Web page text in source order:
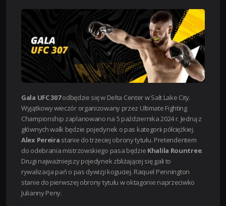
Gala UFC 307odbędzie się w Delta Center w Salt Lake City.
Wyjątkowy wieczór organizowany przez Ultimate Fighting
Championship zaplanowano na 5 października 2024 r. Jedną z
głównych walk będzie pojedynek o pas kategorii półciężkiej.
Alex Pereira stanie do trzeciej obrony tytułu. Pretendentem
do odebrania mistrzowskiego pasa będzie Khalila Rountree.
Drugi najważniejszy pojedynek zbliżającej się gali to
rywalizacja pań o pas dywizji koguciej. Raquel Pennington
stanie do pierwszej obrony tytułu w oktagonie naprzeciwko
Julianny Peny.